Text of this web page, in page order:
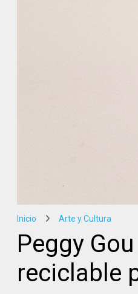
Inicio Arte y Cultura
Peggy
reciclable